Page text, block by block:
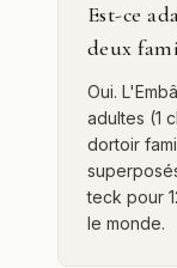
Est-ce
deux
Oui.
adultes (1
dortoir
teck pour
le monde.